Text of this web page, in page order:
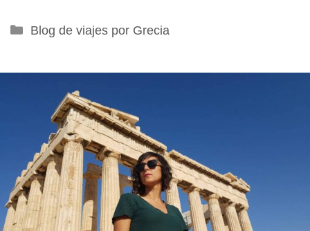
Categorías
Blog de viajes por Grecia